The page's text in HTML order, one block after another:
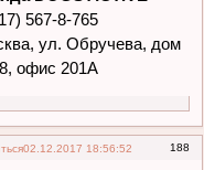
DOGS ACTIVE
567-8-765
ул. Обручева, дом